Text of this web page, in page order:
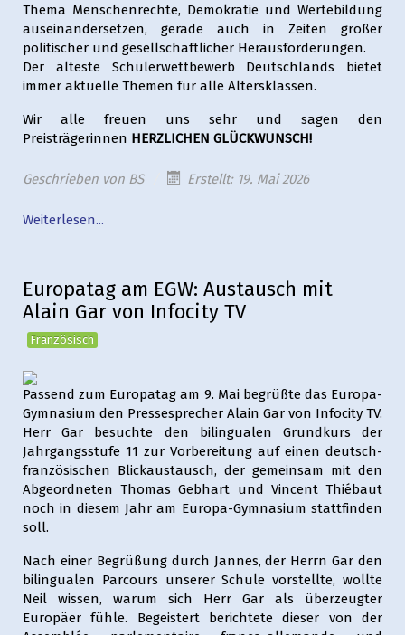
Thema Menschenrechte, Demokratie und Wertebildung
auseinandersetzen, gerade auch in Zeiten großer
politischer und gesellschaftlicher Herausforderungen.
Der älteste Schülerwettbewerb Deutschlands bietet
immer aktuelle Themen für alle Altersklassen.
Wir alle freuen uns sehr und sagen den
Preisträgerinnen HERZLICHEN GLÜCKWUNSCH!
Geschrieben von BS Erstellt: 19. Mai 2026
Weiterlesen...
Europatag am EGW: Austausch mit
Alain Gar von Infocity TV
Französisch
Passend zum Europatag am 9. Mai begrüßte das Europa-
Gymnasium den Pressesprecher Alain Gar von Infocity TV.
Herr Gar besuchte den bilingualen Grundkurs der
Jahrgangsstufe 11 zur Vorbereitung auf einen deutsch-
französischen Blickaustausch, der gemeinsam mit den
Abgeordneten Thomas Gebhart und Vincent Thiébaut
noch in diesem Jahr am Europa-Gymnasium stattfinden
soll.
Nach einer Begrüßung durch Jannes, der Herrn Gar den
bilingualen Parcours unserer Schule vorstellte, wollte
Neil wissen, warum sich Herr Gar als überzeugter
Europäer fühle. Begeistert berichtete dieser von der